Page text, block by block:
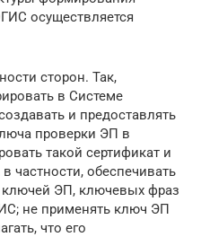
осуществляется
сторон. Так,
в Системе
и предоставлять
проверки ЭП в
такой сертификат и
частности, обеспечивать
ЭП, ключевых фраз
не применять ключ ЭП
что его